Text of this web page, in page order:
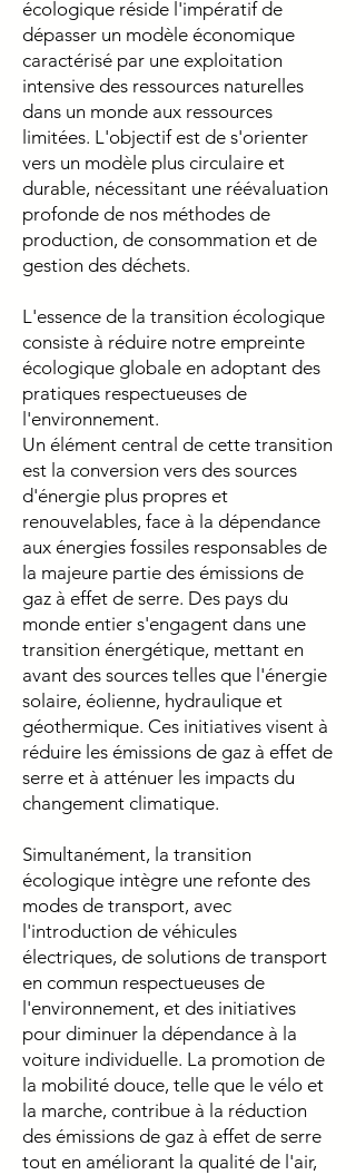
écologique réside l'impératif de
dépasser un modèle économique
caractérisé par une exploitation
intensive des ressources naturelles
dans un monde aux ressources
limitées. L'objectif est de s'orienter
vers un modèle plus circulaire et
durable, nécessitant une réévaluation
profonde de nos méthodes de
production, de consommation et de
gestion des déchets.
L'essence de la transition écologique
consiste à réduire notre empreinte
écologique globale en adoptant des
pratiques respectueuses de
l'environnement.
Un élément central de cette transition
est la conversion vers des sources
d'énergie plus propres et
renouvelables, face à la dépendance
aux énergies fossiles responsables de
la majeure partie des émissions de
gaz à effet de serre. Des pays du
monde entier s'engagent dans une
transition énergétique, mettant en
avant des sources telles que l'énergie
solaire, éolienne, hydraulique et
géothermique. Ces initiatives visent à
réduire les émissions de gaz à effet de
serre et à atténuer les impacts du
changement climatique.
Simultanément, la transition
écologique intègre une refonte des
modes de transport, avec
l'introduction de véhicules
électriques, de solutions de transport
en commun respectueuses de
l'environnement, et des initiatives
pour diminuer la dépendance à la
voiture individuelle. La promotion de
la mobilité douce, telle que le vélo et
la marche, contribue à la réduction
des émissions de gaz à effet de serre
tout en améliorant la qualité de l'air,